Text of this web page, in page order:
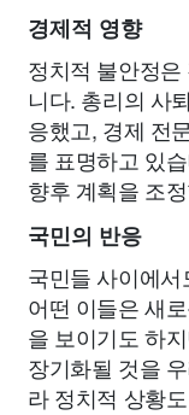
경제적 영향
정치적 불안정
니다. 총리의 사
응했고, 경제 전
를 표명하고 있
향후 계획을 조
국민의 반응
국민들 사이에
어떤 이들은 새
을 보이기도 하
장기화될 것을
라 정치적 상황